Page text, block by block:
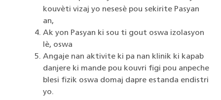
kouvèti vizaj yo nesesè pou sekirite Pasyan
an,
Ak yon Pasyan ki sou ti gout oswa izolasyon
lè, oswa
Angaje nan aktivite ki pa nan klinik ki kapab
danjere ki mande pou kouvri figi pou anpeche
blesi fizik oswa domaj dapre estanda endistri
yo.